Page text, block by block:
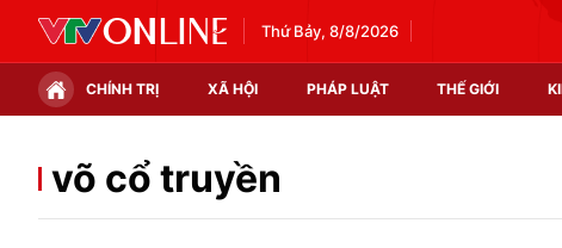
Thứ Bảy, 8/8/2026
CHÍNH TRỊ XÃ HỘI PHÁP LUẬT THẾ GIỚI
Chính trị
võ cổ truyền